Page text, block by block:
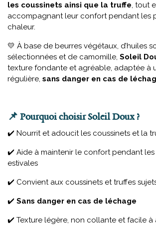
les coussinets ainsi que la truffe, tout
accompagnant leur confort pendant les
chaleur.
💛 À base de beurres végétaux, d’huiles
sélectionnées et de camomille, Soleil
texture fondante et agréable, adaptée à
régulière, sans danger en cas de
📌 Pourquoi choisir Soleil Doux ?
✔️ Nourrit et adoucit les coussinets et la
✔️ Aide à maintenir le confort pendant
estivales
✔️ Convient aux coussinets et truffes
✔️ Sans danger en cas de léchage
✔️ Texture légère, non collante et facile à